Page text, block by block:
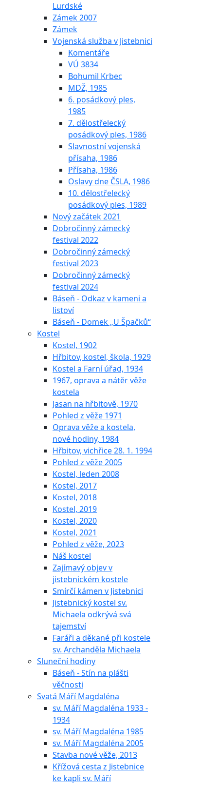
Lurdské
Zámek 2007
Zámek
Vojenská služba v Jistebnici
Komentáře
VÚ 3834
Bohumil Krbec
MDŽ, 1985
6. posádkový ples,
1985
7. dělostřelecký
posádkový ples, 1986
Slavnostní vojenská
přísaha, 1986
Přísaha, 1986
Oslavy dne ČSLA, 1986
10. dělostřelecký
posádkový ples, 1989
Nový začátek 2021
Dobročinný zámecký
festival 2022
Dobročinný zámecký
festival 2023
Dobročinný zámecký
festival 2024
Báseň - Odkaz v kameni a
listoví
Báseň - Domek „U Špačků“
Kostel
Kostel, 1902
Hřbitov, kostel, škola, 1929
Kostel a Farní úřad, 1934
1967, oprava a nátěr věže
kostela
Jasan na hřbitově, 1970
Pohled z věže 1971
Oprava věže a kostela,
nové hodiny, 1984
Hřbitov, vichřice 28. 1. 1994
Pohled z věže 2005
Kostel, leden 2008
Kostel, 2017
Kostel, 2018
Kostel, 2019
Kostel, 2020
Kostel, 2021
Pohled z věže, 2023
Náš kostel
Zajímavý objev v
jistebnickém kostele
Smírčí kámen v Jistebnici
Jistebnický kostel sv.
Michaela odkrývá svá
tajemství
Faráři a děkané při kostele
sv. Archanděla Michaela
Sluneční hodiny
Báseň - Stín na plášti
věčnosti
Svatá Máří Magdaléna
sv. Máří Magdaléna 1933 -
1934
sv. Máří Magdaléna 1985
sv. Máří Magdaléna 2005
Stavba nové věže, 2013
Křížová cesta z Jistebnice
ke kapli sv. Máří